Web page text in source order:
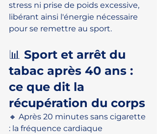
stress ni prise de poids excessive,
libérant ainsi l'énergie nécessaire
pour se remettre au sport.
📊 Sport et arrêt du
tabac après 40 ans :
ce que dit la
récupération du corps
🔸 Après 20 minutes sans cigarette
: la fréquence cardiaque